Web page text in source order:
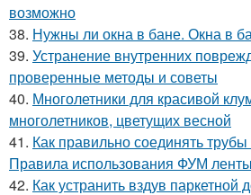
возможно
38. Нужны ли окна в бане. Окна в
39. Устранение внутренних
проверенные методы и советы
40. Многолетники для красивой
многолетников, цветущих весной
41. Как правильно соединять
Правила использования ФУМ ленты
42. Как устранить вздув паркетной